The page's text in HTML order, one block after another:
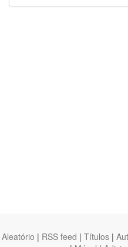
Aleatório | RSS feed | Títulos |